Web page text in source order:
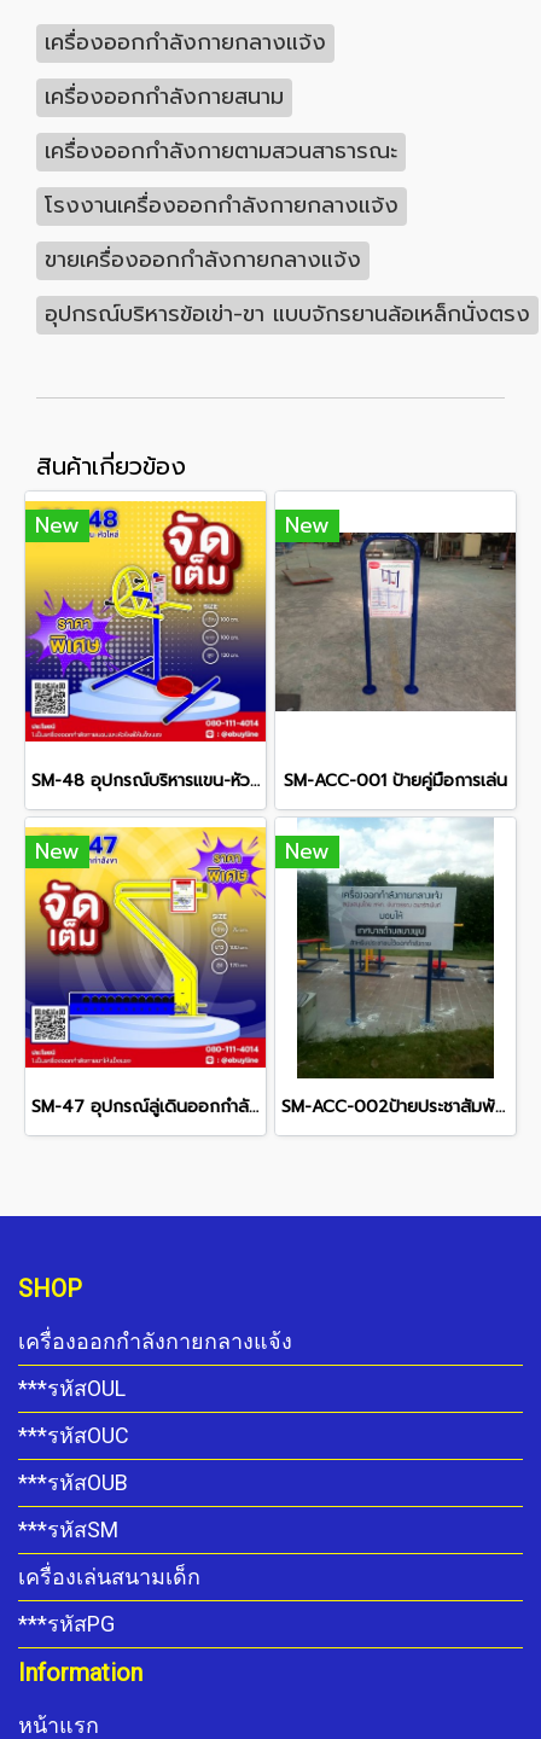
เครื่องออกกำลังกายกลางแจ้ง
เครื่องออกกำลังกายสนาม
เครื่องออกกำลังกายตามสวนสาธารณะ
โรงงานเครื่องออกกำลังกายกลางแจ้ง
ขายเครื่องออกกำลังกายกลางแจ้ง
อุปกรณ์บริหารข้อเข่า-ขา แบบจักรยานล้อเหล็กนั่งตรง
สินค้าเกี่ยวข้อง
New
SM-48 อุปกรณ์บริหารแขน-หัวไหล่
New
SM-ACC-001 ป้ายคู่มือการเล่น
New
SM-47 อุปกรณ์ลู่เดินออกกำลังขา
New
SM-ACC-002ป้ายประชาสัมพันธ์โครงการ
SHOP
เครื่องออกกำลังกายกลางแจ้ง
***รหัสOUL
***รหัสOUC
***รหัสOUB
***รหัสSM
เครื่องเล่นสนามเด็ก
***รหัสPG
Information
หน้าแรก